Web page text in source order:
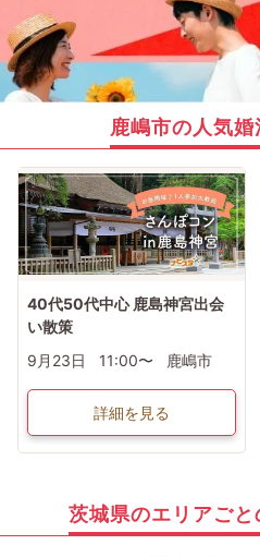
鹿嶋市の人気
40代50代中心 鹿島神宮出会
い散策
9月23日
11:00〜 鹿嶋市
詳細を見る
茨城県のエリアご